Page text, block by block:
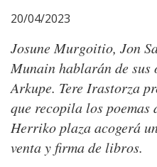
20/04/2023
Josune Murgoitio, Jon
Munain hablarán de sus
Arkupe. Tere Irastorza
que recopila los
Herriko plaza acogerá
venta y firma de libros.